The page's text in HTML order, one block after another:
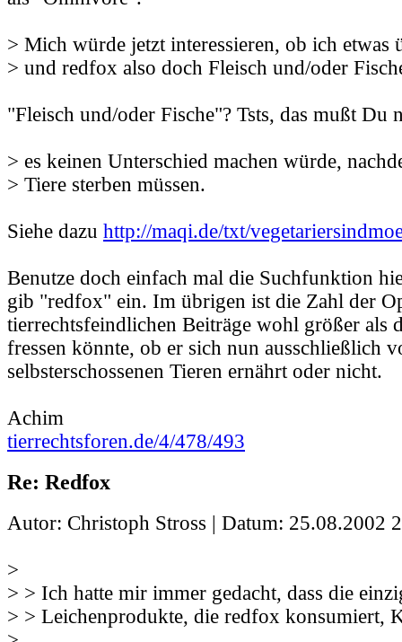
> Mich würde jetzt interessieren, ob ich etwas
> und redfox also doch Fleisch und/oder
"Fleisch und/oder Fische"? Tsts, das mußt Du
> es keinen Unterschied machen würde,
> Tiere sterben müssen.
Siehe dazu http://maqi.de/txt/
Benutze doch einfach mal die Suchfunktion
gib "redfox" ein. Im übrigen ist die Zahl der
tierrechtsfeindlichen Beiträge wohl größer als
fressen könnte, ob er sich nun ausschließlich
selbsterschossenen Tieren ernährt oder nicht.
Achim
tierrechtsforen.de/4/478/493
Re: Redfox
Autor: Christoph Stross | Datum: 25.08.2002
>
> > Ich hatte mir immer gedacht, dass die
> > Leichenprodukte, die redfox konsumiert,